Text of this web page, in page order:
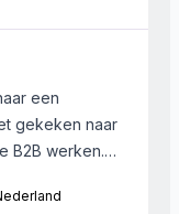
1 miljoen euro.
een
gekeken naar
B2B werken.
bij zit.